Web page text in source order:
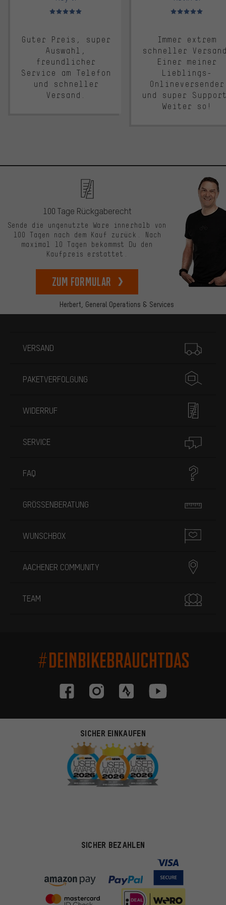
Bewertungen: 5 von 5
Guter Preis, super
Auswahl,
freundlicher
Service am Telefon
und schneller
Versand.
Bewertungen: 5 von 5
Immer extrem
schneller
Einer meiner
Lieblings-
Onlineversender
und super
Weiter so!
Herbert, General Operations & Services
100 Tage Rückgaberecht
Sende die ungenutzte Ware innerhalb von
100 Tagen nach dem Kauf zurück. Nach
maximal 10 Tagen bekommst Du den
Kaufpreis erstattet.
zum Formular
VERSAND
PAKETVERFOLGUNG
WIDERRUF
SERVICE
FAQ
GRÖSSENBERATUNG
WUNSCHBOX
AACHENER COMMUNITY
TEAM
#DEINBIKEBRAUCHTDAS
SICHER EINKAUFEN
SICHER BEZAHLEN